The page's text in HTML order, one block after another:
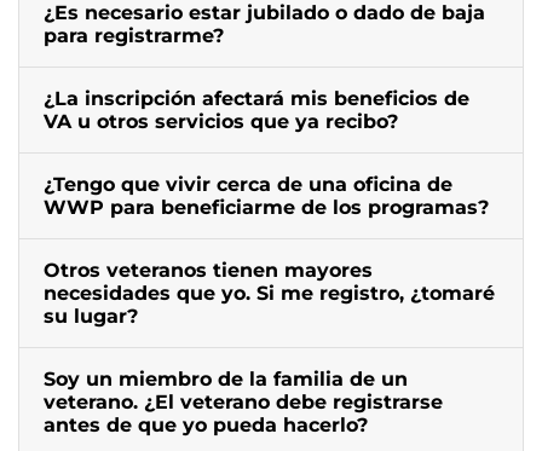
¿Es necesario estar jubilado o dado de baja
para registrarme?
¿La inscripción afectará mis beneficios de
VA u otros servicios que ya recibo?
¿Tengo que vivir cerca de una oficina de
WWP para beneficiarme de los programas?
Otros veteranos tienen mayores
necesidades que yo. Si me registro, ¿tomaré
su lugar?
Soy un miembro de la familia de un
veterano. ¿El veterano debe registrarse
antes de que yo pueda hacerlo?